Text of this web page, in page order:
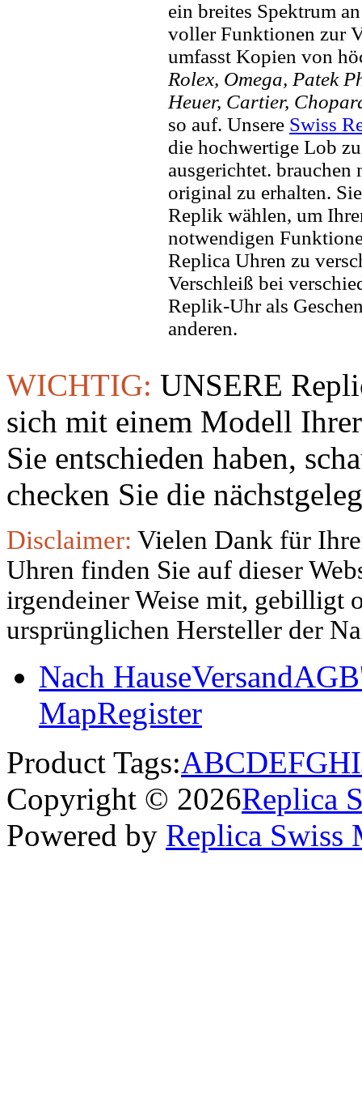
ein breites Spektrum
voller Funktionen zur
umfasst Kopien von
Rolex, Omega, Patek
Heuer, Cartier,
so auf. Unsere Swiss
die hochwertige Lob
ausgerichtet. brauchen
original zu erhalten.
Replik wählen, um
notwendigen
Replica Uhren zu
Verschleiß bei
Replik-Uhr als
anderen.
WICHTIG: UNSERE
sich mit einem Modell
Sie entschieden haben,
checken Sie die
Disclaimer: Vielen Dank für
Uhren finden Sie auf dieser
irgendeiner Weise mit, gebilligt
ursprünglichen Hersteller der
Nach HauseVersand
MapRegister
Product Tags:ABCDEFGHI
Copyright © 2026Replica
Powered by Replica Swiss